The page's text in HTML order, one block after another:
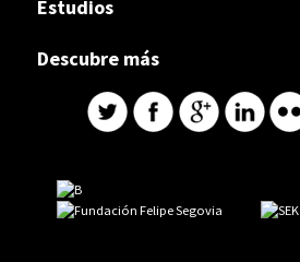
Estudios
Descubre más